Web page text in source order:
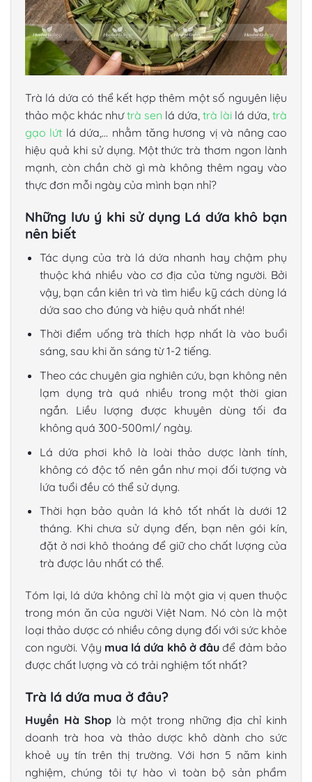
Trà lá dứa có thể kết hợp thêm một số nguyên liệu
thảo mộc khác nhưtrà sen lá dứa, trà lài lá dứa, trà
gạo lứt lá dứa,… nhằm tăng hương vị và nâng cao
hiệu quả khi sử dụng. Một thức trà thơm ngon lành
mạnh, còn chần chờ gì mà không thêm ngay vào
thực đơn mỗi ngày của mình bạn nhỉ?
Những lưu ý khi sử dụng Lá dứa khô bạn
nên biết
Tác dụng của trà lá dứa nhanh hay chậm phụ
thuộc khá nhiều vào cơ địa của từng người. Bởi
vậy, bạn cần kiên trì và tìm hiểu kỹ cách dùng lá
dứa sao cho đúng và hiệu quả nhất nhé!
Thời điểm uống trà thích hợp nhất là vào buổi
sáng, sau khi ăn sáng từ 1-2 tiếng.
Theo các chuyên gia nghiên cứu, bạn không nên
lạm dụng trà quá nhiều trong một thời gian
ngắn. Liều lượng được khuyên dùng tối đa
không quá 300-500ml/ ngày.
Lá dứa phơi khô là loài thảo dược lành tính,
không có độc tố nên gần như mọi đối tượng và
lứa tuổi đều có thể sử dụng.
Thời hạn bảo quản lá khô tốt nhất là dưới 12
tháng. Khi chưa sử dụng đến, bạn nên gói kín,
đặt ở nơi khô thoáng để giữ cho chất lượng của
trà được lâu nhất có thể.
Tóm lại, lá dứa không chỉ là một gia vị quen thuộc
trong món ăn của người Việt Nam. Nó còn là một
loại thảo dược có nhiều công dụng đối với sức khỏe
con người. Vậy mua lá dứa khô ở đâu để đảm bảo
được chất lượng và có trải nghiệm tốt nhất?
Trà lá dứa mua ở đâu?
Huyền Hà Shop là một trong những địa chỉ kinh
doanh trà hoa và thảo dược khô dành cho sức
khoẻ uy tín trên thị trường. Với hơn 5 năm kinh
nghiệm, chúng tôi tự hào vì toàn bộ sản phẩm